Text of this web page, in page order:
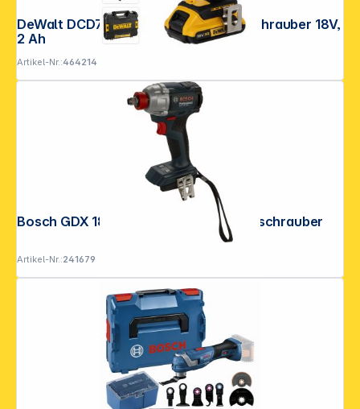
DeWalt DCD708D2T-QW Akku-Bohrschrauber 18V,
2 Ah
Artikel-Nr.:464214
Bosch GDX 18V-285 Akku-Drehschlagschrauber
Artikel-Nr.:241679